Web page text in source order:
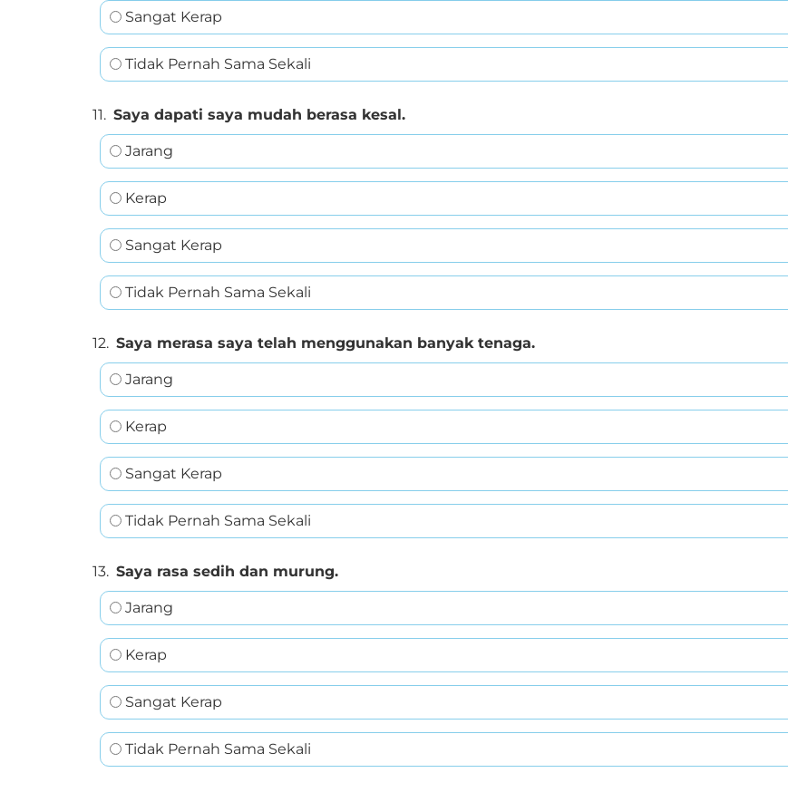
Sangat Kerap
Tidak Pernah Sama Sekali
11. Saya dapati saya mudah berasa kesal.
Jarang
Kerap
Sangat Kerap
Tidak Pernah Sama Sekali
12. Saya merasa saya telah menggunakan banyak tenaga.
Jarang
Kerap
Sangat Kerap
Tidak Pernah Sama Sekali
13. Saya rasa sedih dan murung.
Jarang
Kerap
Sangat Kerap
Tidak Pernah Sama Sekali